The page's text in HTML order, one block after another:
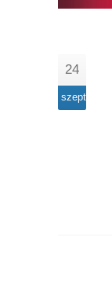
24
szept